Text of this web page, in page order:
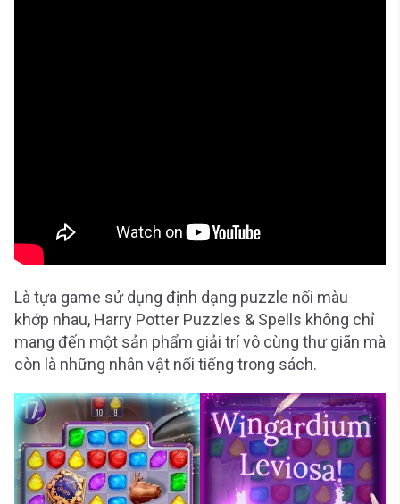
Là tựa game sử dụng định dạng puzzle nối màu
khớp nhau, Harry Potter Puzzles & Spells không chỉ
mang đến một sản phẩm giải trí vô cùng thư giãn mà
còn là những nhân vật nổi tiếng trong sách.